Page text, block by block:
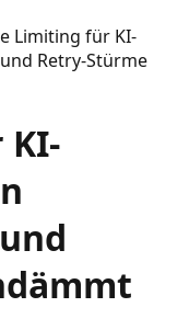
Limiting für KI-
Retry-Stürme